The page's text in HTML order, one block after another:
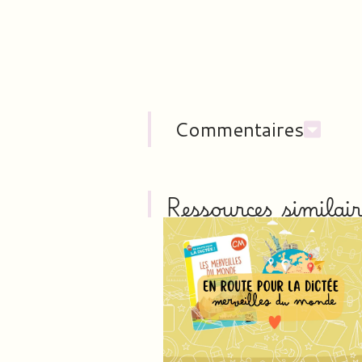
Commentaires
Ressources